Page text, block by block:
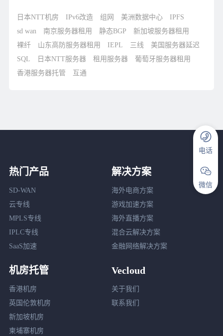
日本NTT机房 IPv6改造 组网 美洲数据中心
IPFS
sd wan
南京服务器租用 静态BGP
新加坡服务器租用
裸纤
山东高防服务器租用 IEPL 三线
美国服务器延迟
SQL
日本NTT服务器 租用服务器
葡萄牙服务器租用
香港服务器托管
互通
热门产品
SD-WAN
云专线
MPLS专线
IPLC专线
SaaS加速
解决方案
海外电商方案
游戏加速方案
海外直播方案
混合云解决方案
金融网络解决方案
机房托管
香港机房
英国伦敦机房
新加坡机房
柬埔寨机房
Vecloud
关于我们
联系我们
电话
微信